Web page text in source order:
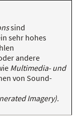
sind
sehr hohes
andere
Multimedia- und
von Sound-
Imagery).